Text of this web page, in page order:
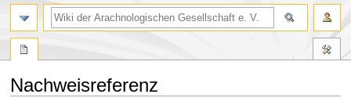
Nachweisreferenz